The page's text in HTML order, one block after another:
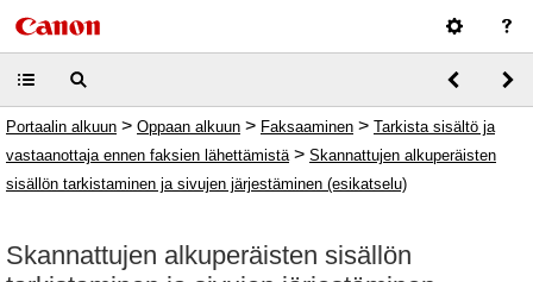
Portaalin alkuun > Oppaan alkuun > Faksaaminen > Tarkista sisältö ja
vastaanottaja ennen faksien lähettämistä > Skannattujen alkuperäisten
sisällön tarkistaminen ja sivujen järjestäminen (esikatselu)
Skannattujen alkuperäisten sisällön